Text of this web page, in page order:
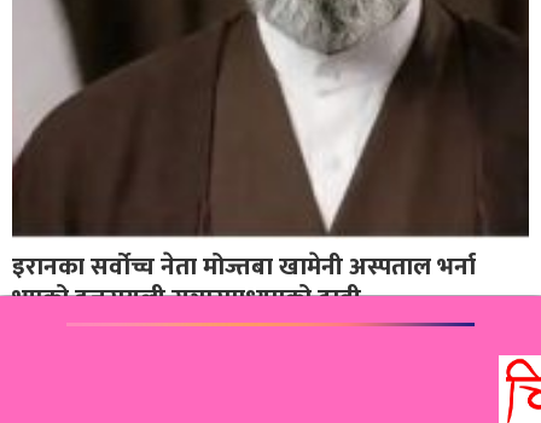
इरानका सर्वोच्च नेता मोज्तबा खामेनी अस्पताल भर्ना
भएको इजरायली सञ्चारमाध्यमको दाबी